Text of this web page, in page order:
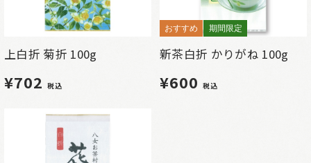
上白折 菊折 100g
¥702税込
おすすめ 期間限定
新茶白折 かりがね 100g
¥600税込